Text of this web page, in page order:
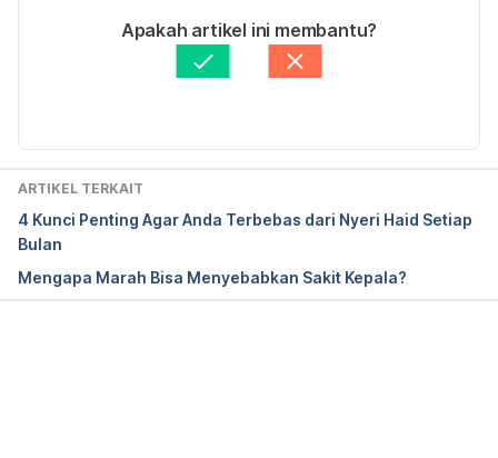
Ditulis oleh Lika Aprilia Samiadi
Ditinjau secara medis oleh
dr. Tania Savitri
Diperbarui oleh: Nanda Saputri
Apakah artikel ini membantu?
ARTIKEL TERKAIT
4 Kunci Penting Agar Anda Terbebas dari Nyeri Haid Setiap
Bulan
Mengapa Marah Bisa Menyebabkan Sakit Kepala?